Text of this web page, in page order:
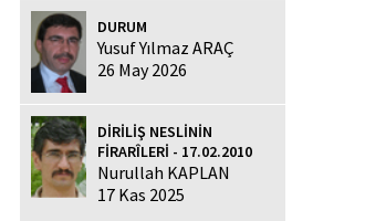
DURUM
Yusuf Yılmaz ARAÇ
26 May 2026
DİRİLİŞ NESLİNİN
FİRARÎLERİ - 17.02.2010
Nurullah KAPLAN
17 Kas 2025